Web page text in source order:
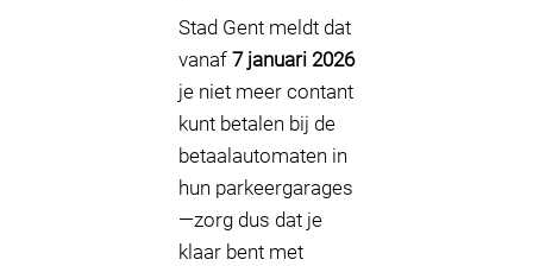
Stad Gent meldt dat
vanaf 7 januari 2026
je niet meer contant
kunt betalen bij de
betaalautomaten in
hun parkeergarages
—zorg dus dat je
klaar bent met